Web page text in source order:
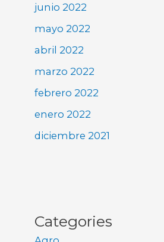
junio 2022
mayo 2022
abril 2022
marzo 2022
febrero 2022
enero 2022
diciembre 2021
Categories